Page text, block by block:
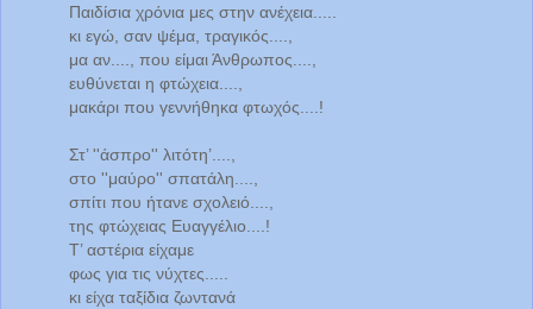
Παιδίσια χρόνια μες στην ανέχεια.....
κι εγώ, σαν ψέμα, τραγικός....,
μα αν...., που είμαι Άνθρωπος....,
ευθύνεται η φτώχεια....,
μακάρι που γεννήθηκα φτωχός....!
Στ’ ''άσπρο'' λιτότη’....,
στο ''μαύρο'' σπατάλη....,
σπίτι που ήτανε σχολειό....,
της φτώχειας Ευαγγέλιο....!
Τ’ αστέρια είχαμε
φως για τις νύχτες.....
κι είχα ταξίδια ζωντανά